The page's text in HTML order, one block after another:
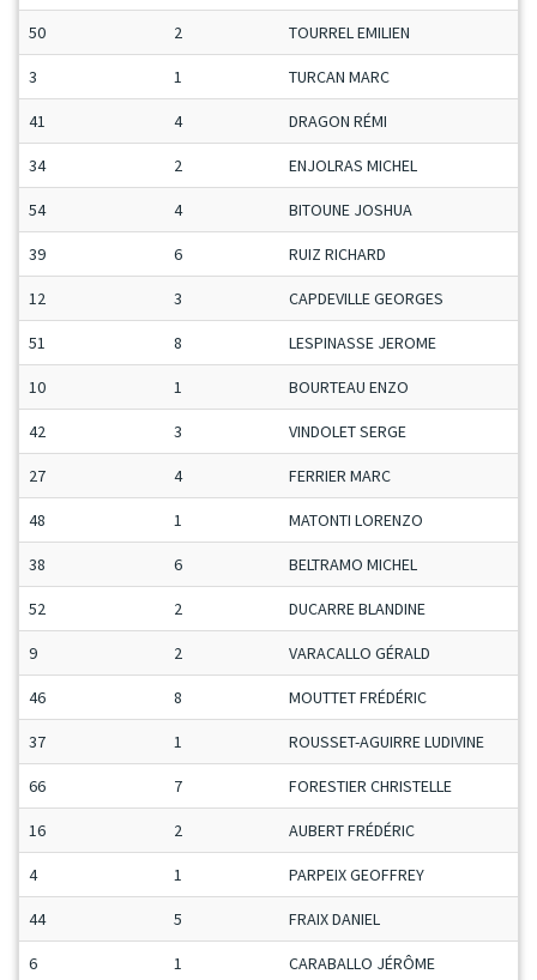
50 2 TOURREL EMILIEN
3 1 TURCAN MARC
41 4 DRAGON RÉMI
34 2 ENJOLRAS MICHEL
54 4 BITOUNE JOSHUA
39 6 RUIZ RICHARD
12 3 CAPDEVILLE GEORGES
51 8 LESPINASSE JEROME
10 1 BOURTEAU ENZO
42 3 VINDOLET SERGE
27 4 FERRIER MARC
48 1 MATONTI LORENZO
38 6 BELTRAMO MICHEL
52 2 DUCARRE BLANDINE
9 2 VARACALLO GÉRALD
46 8 MOUTTET FRÉDÉRIC
37 1 ROUSSET-AGUIRRE LUDIVINE
66 7 FORESTIER CHRISTELLE
16 2 AUBERT FRÉDÉRIC
4 1 PARPEIX GEOFFREY
44 5 FRAIX DANIEL
6 1 CARABALLO JÉRÔME